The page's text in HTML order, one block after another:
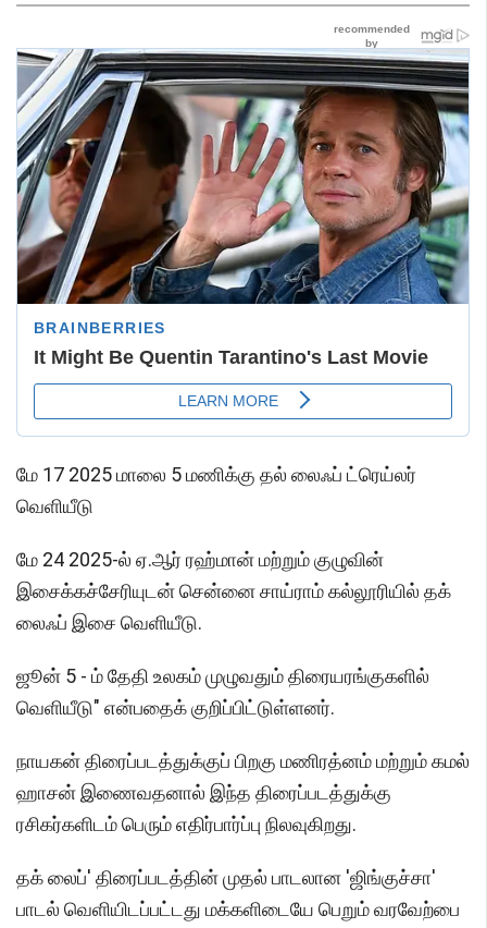
மே 17 2025 மாலை 5 மணிக்கு தல் லைஃப் ட்ரெய்லர்
வெளியீடு
மே 24 2025-ல் ஏ.ஆர் ரஹ்மான் மற்றும் குழுவின்
இசைக்கச்சேரியுடன் சென்னை சாய்ராம் கல்லூரியில் தக்
லைஃப் இசை வெளியீடு.
ஜூன் 5 - ம் தேதி உலகம் முழுவதும் திரையரங்குகளில்
வெளியீடு" என்பதைக் குறிப்பிட்டுள்ளனர்.
நாயகன் திரைப்படத்துக்குப் பிறகு மணிரத்னம் மற்றும் கமல்
ஹாசன் இணைவதனால் இந்த திரைப்படத்துக்கு
ரசிகர்களிடம் பெரும் எதிர்பார்ப்பு நிலவுகிறது.
தக் லைப்' திரைப்படத்தின் முதல் பாடலான 'ஜிங்குச்சா'
பாடல் வெளியிடப்பட்டது மக்களிடையே பெறும் வரவேற்பை